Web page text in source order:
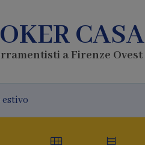
CASA
a Firenze Ovest